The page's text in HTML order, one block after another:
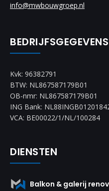
info@mwbouwgroep.nl
BEDRIJFSGEGEVENS
Kvk: 96382791
BTW: NL867587179B01
OB-nmr: NL867587179B01
ING Bank:
VCA: BE00022/1/NL/100284
DIENSTEN
Balkon & galerij